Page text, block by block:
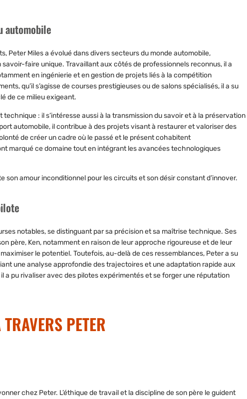
automobile
Peter Miles a évoluédans divers secteurs du monde automobile,
faire unique. Travaillant aux côtés de professionnels reconnus, il a
en ingénierie et en gestion de projets liés à la compétition
qu’il s’agisse de courses prestigieuses ou de salons spécialisés, il a su
de ce milieu exigeant.
: il s’intéresse aussi à la transmission du savoir et à la préservation
automobile, il contribue à des projets visant à restaurer et valoriser des
de créer un cadre où le passé et le présent cohabitent
marqué ce domaine tout en intégrant les avancées technologiques
son amour inconditionnel pour les circuits et son désir constant d’innover.
notables,se distinguant par sa précision et sa maîtrise technique. Ses
père, Ken, notamment en raison de leur approche rigoureuse et de leur
le potentiel. Toutefois, au-delà de ces ressemblances, Peter a su
une analyse approfondie des trajectoires et une adaptation rapide aux
a pu rivaliser avec des pilotes expérimentésetse forger une réputation
PETER
chez Peter. L’éthique de travail et la disciplinede son père le guident